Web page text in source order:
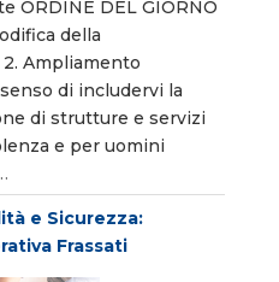
ORDINE DEL GIORNO
della
Ampliamento
di includervi la
di strutture e servizi
e per uomini
e Sicurezza:
Frassati